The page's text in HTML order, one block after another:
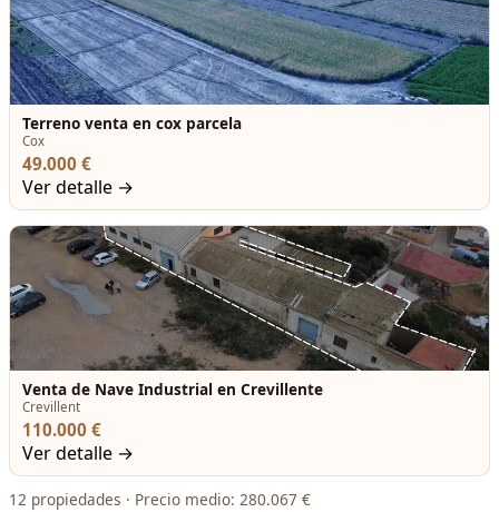
Terreno venta en cox parcela
Cox
49.000 €
Ver detalle →
Venta de Nave Industrial en Crevillente
Crevillent
110.000 €
Ver detalle →
12 propiedades · Precio medio: 280.067 €